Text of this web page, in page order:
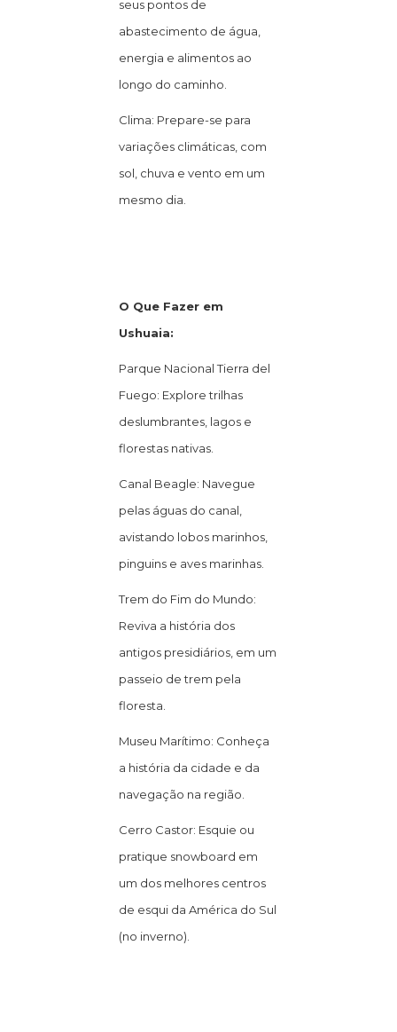
seus pontos de
abastecimento de água,
energia e alimentos ao
longo do caminho.
Clima: Prepare-se para
variações climáticas, com
sol, chuva e vento em um
mesmo dia.
O Que Fazer em
Ushuaia:
Parque Nacional Tierra del
Fuego: Explore trilhas
deslumbrantes, lagos e
florestas nativas.
Canal Beagle: Navegue
pelas águas do canal,
avistando lobos marinhos,
pinguins e aves marinhas.
Trem do Fim do Mundo:
Reviva a história dos
antigos presidiários, em um
passeio de trem pela
floresta.
Museu Marítimo: Conheça
a história da cidade e da
navegação na região.
Cerro Castor: Esquie ou
pratique snowboard em
um dos melhores centros
de esqui da América do Sul
(no inverno).